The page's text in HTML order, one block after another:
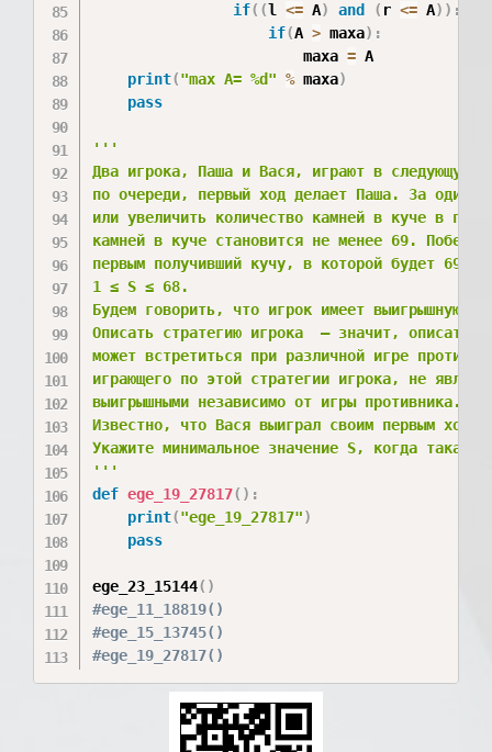
if( (l <= A) and ( r <= A) ) :
if(A > maxa) :
						maxa
= A
print("max A= %d" % maxa)
pass
'''
Два игрока, Паша и Вася, играют в следующую
по очереди, первый ход делает Паша. За один
или увеличить количество камней в куче в
камней в куче становится не менее 69.
первым получивший кучу, в которой будет 69
1 ≤ S ≤ 68.
Будем говорить, что игрок имеет выигрышную
Описать стратегию игрока  — значит,
может встретиться при различной игре
играющего по этой стратегии игрока, не
выигрышными независимо от игры противника.
Известно, что Вася выиграл своим первым
Укажите минимальное значение S, когда такая
'''
def ege_19_27817( ) :
print("ege_19_27817")
pass
ege_23_15144( )
#ege_11_18819()
#ege_15_13745()
#ege_19_27817()